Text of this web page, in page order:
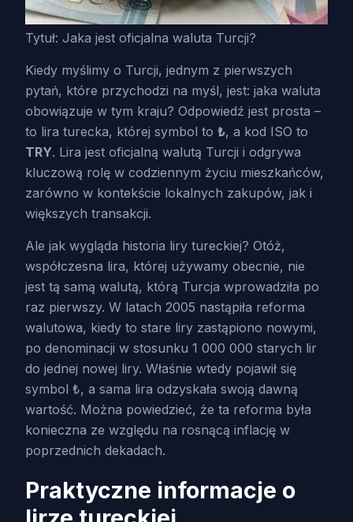
Tytuł: Jaka jest oficjalna waluta Turcji?
Kiedy myślimy o Turcji, jednym z pierwszych
pytań, które przychodzi na myśl, jest: jaka waluta
obowiązuje w tym kraju? Odpowiedź jest prosta –
to lira turecka, której symbol to ₺, a kod ISO to
TRY. Lira jest oficjalną walutą Turcji i odgrywa
kluczową rolę w codziennym życiu mieszkańców,
zarówno w kontekście lokalnych zakupów, jak i
większych transakcji.
Ale jak wygląda historia liry tureckiej? Otóż,
współczesna lira, której używamy obecnie, nie
jest tą samą walutą, którą Turcja wprowadziła po
raz pierwszy. W latach 2005 nastąpiła reforma
walutowa, kiedy to stare liry zastąpiono nowymi,
po denominacji w stosunku 1 000 000 starych lir
do jednej nowej liry. Właśnie wtedy pojawił się
symbol ₺, a sama lira odzyskała swoją dawną
wartość. Można powiedzieć, że ta reforma była
konieczna ze względu na rosnącą inflację w
poprzednich dekadach.
Praktyczne informacje o